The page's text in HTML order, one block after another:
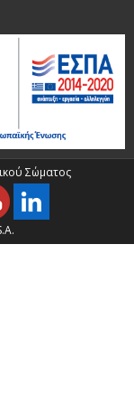
Σώματος